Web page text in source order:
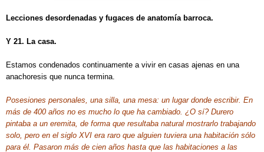
Lecciones desordenadas y fugaces de anatomía barroca.
Y 21. La casa.
Estamos condenados continuamente a vivir en casas ajenas en una
anachoresis que nunca termina.
Posesiones personales, una silla, una mesa: un lugar donde escribir. En
más de 400 años no es mucho lo que ha cambiado. ¿O sí? Durero
pintaba a un eremita, de forma que resultaba natural mostrarlo trabajando
solo, pero en el siglo XVI era raro que alguien tuviera una habitación sólo
para él. Pasaron más de cien años hasta que las habitaciones a las